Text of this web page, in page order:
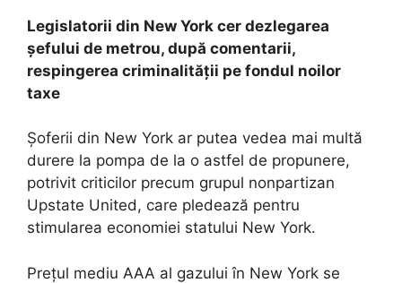
Legislatorii din New York cer dezlegarea
șefului de metrou, după comentarii,
respingerea criminalității pe fondul noilor
taxe
Șoferii din New York ar putea vedea mai multă
durere la pompa de la o astfel de propunere,
potrivit criticilor precum grupul nonpartizan
Upstate United, care pledează pentru
stimularea economiei statului New York.
Prețul mediu AAA al gazului în New York se